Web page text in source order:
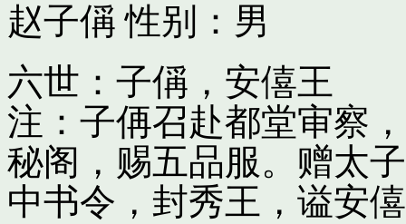
赵子偁 性别：男
六世：子偁，安僖王
注：子侢召赴都堂审察
秘阁，赐五品服。赠太
中书令，封秀王，谥安